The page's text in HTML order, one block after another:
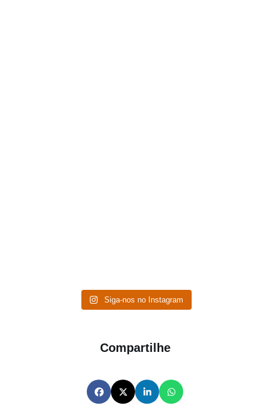
Siga-nos no Instagram
Compartilhe